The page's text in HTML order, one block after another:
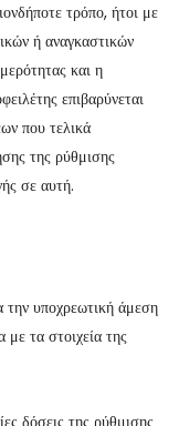
τρόπο, ήτοι με
ή αναγκαστικών
και η
επιβαρύνεται
που τελικά
της ρύθμισης
σε αυτή.
υποχρεωτική άμεση
τα στοιχεία της